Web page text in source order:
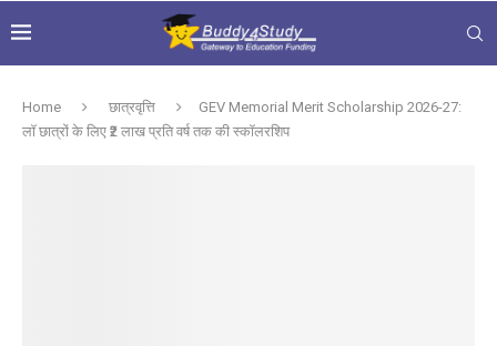
Home छात्रवृत्ति
GEV Memorial Merit Scholarship 2026-27:
लॉ छात्रों के लिए ₹2 लाख प्रति वर्ष तक की स्कॉलरशिप